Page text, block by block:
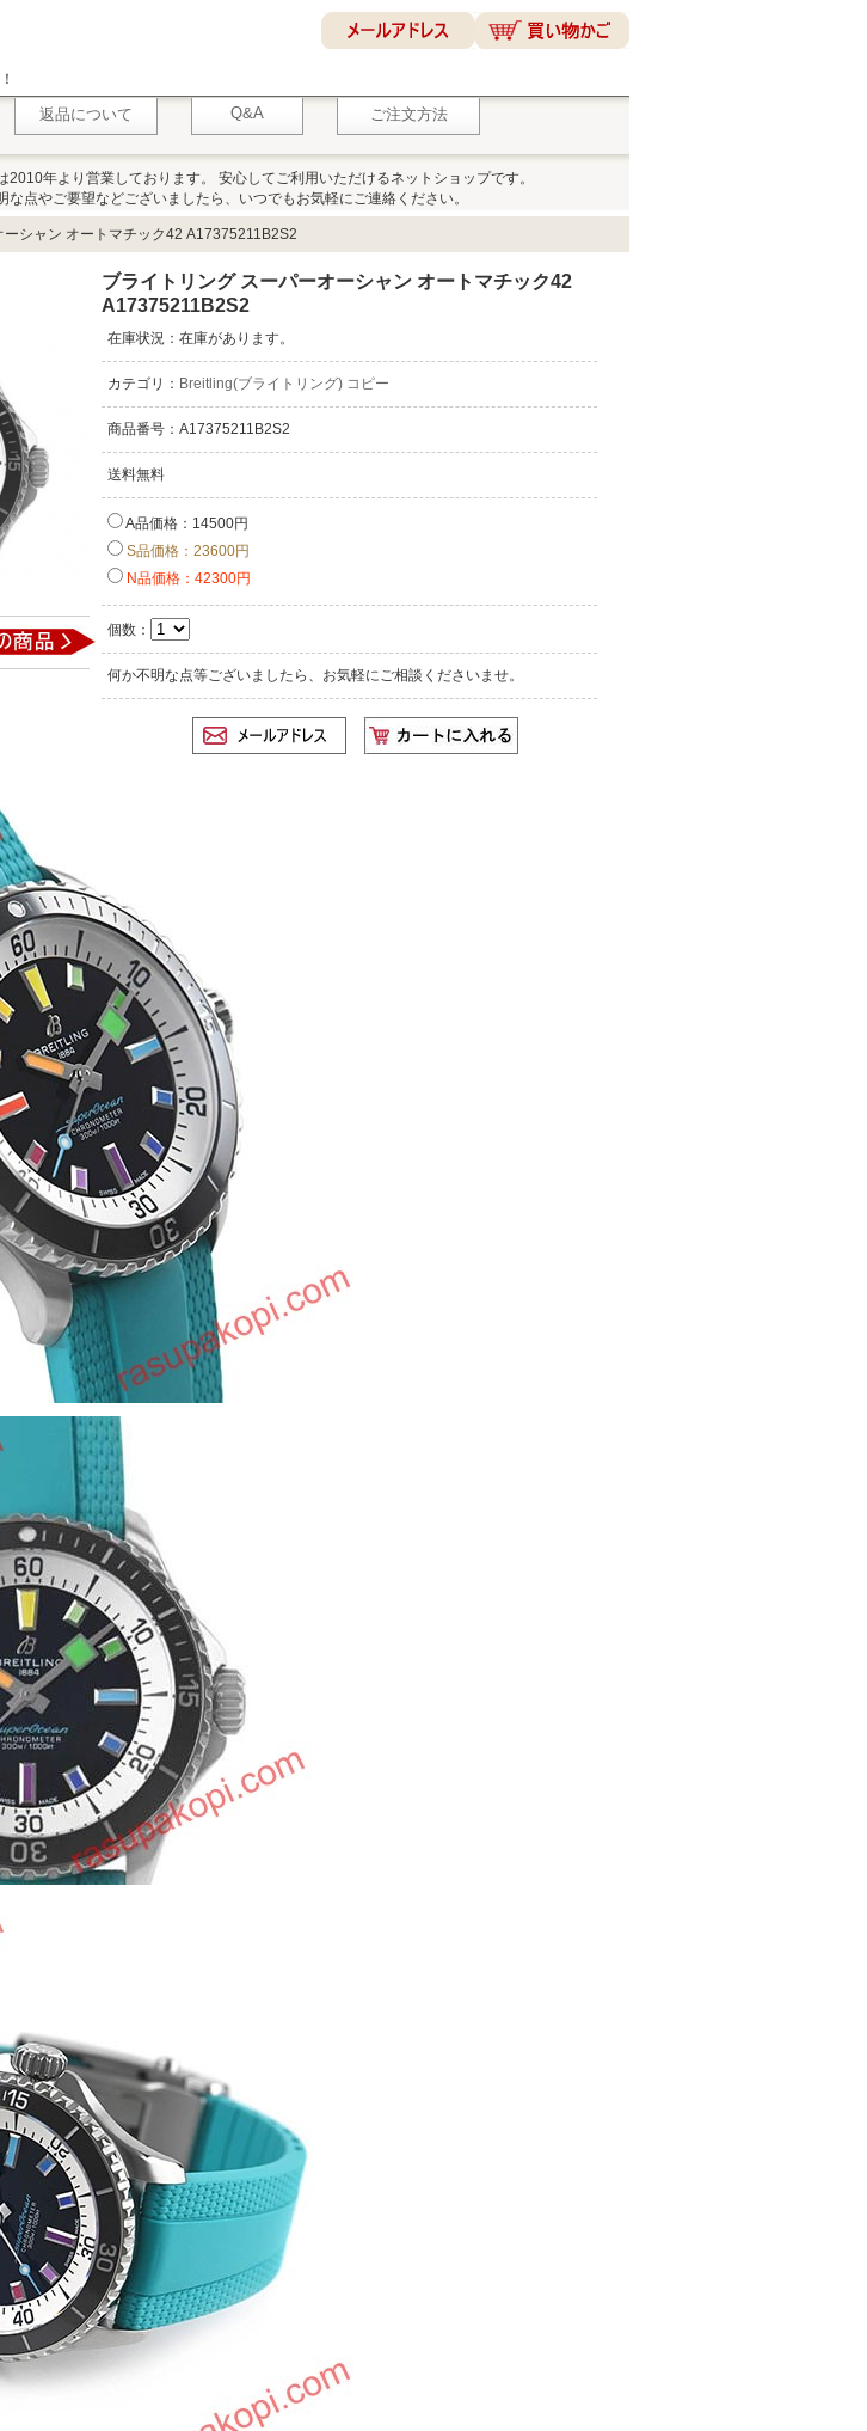
返品について Q&A ご注文方法
2010年より営業しております。 安心してご利用いただけるネットショップです。
な点やご要望などございましたら、いつでもお気軽にご連絡ください。
シャン オートマチック42 A17375211B2S2
ブライトリング スーパーオーシャン オートマチック42
A17375211B2S2
在庫状況：在庫があります。
カテゴリ： Breitling(ブライトリング) コピー
商品番号：A17375211B2S2
送料無料
A品価格：14500円
S品価格：23600円
N品価格：42300円
個数：
何か不明な点等ございましたら、お気軽にご相談くださいませ。